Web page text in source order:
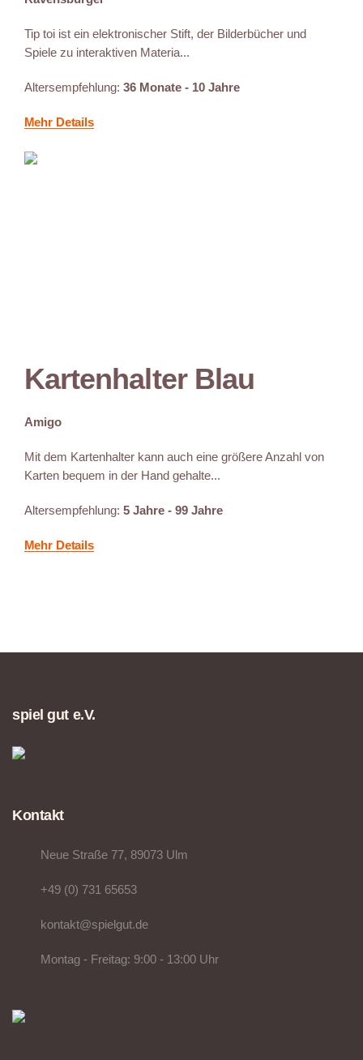
Tip toi ist ein elektronischer Stift, der Bilderbücher und
Spiele zu interaktiven Materia...
Altersempfehlung: 36 Monate - 10 Jahre
Mehr Details
Kartenhalter Blau
Amigo
Mit dem Kartenhalter kann auch eine größere Anzahl von
Karten bequem in der Hand gehalte...
Altersempfehlung: 5 Jahre - 99 Jahre
Mehr Details
spiel gut e.V.
Kontakt
Neue Straße 77, 89073 Ulm
+49 (0) 731 65653
kontakt@spielgut.de
Montag - Freitag: 9:00 - 13:00 Uhr